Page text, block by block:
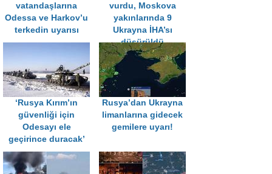
vatandaşlarına
Odessa ve Harkov’u
terkedin uyarısı
vurdu, Moskova
yakınlarında 9
Ukrayna İHA’sı
düşürüldü
‘Rusya Kırım’ın
güvenliği için
Odesayı ele
geçirince duracak’
Rusya’dan Ukrayna
limanlarına gidecek
gemilere uyarı!